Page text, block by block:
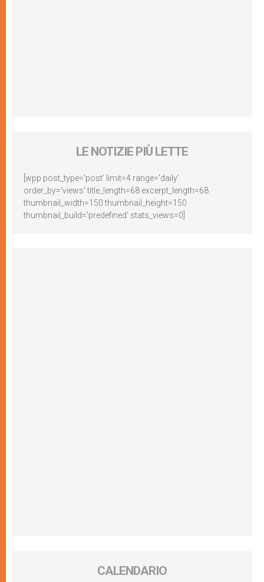
LE NOTIZIE PIÙ LETTE
[wpp post_type='post' limit=4 range='daily'
order_by='views' title_length=68 excerpt_length=68
thumbnail_width=150 thumbnail_height=150
thumbnail_build='predefined' stats_views=0]
CALENDARIO